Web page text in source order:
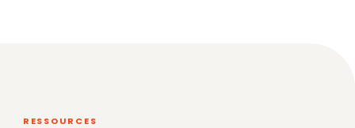
RESSOURCES